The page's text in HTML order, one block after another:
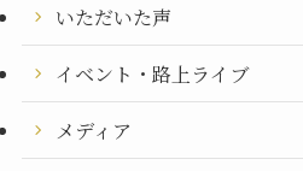
いただいた声
イベント・路上ライブ
メディア